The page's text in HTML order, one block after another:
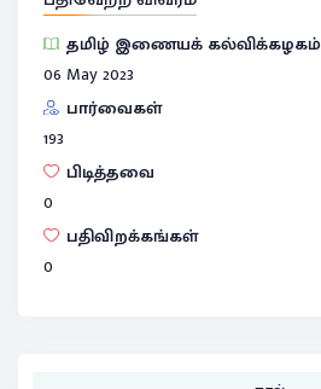
தமிழ் இணையக் கல்விக்கழகம்
06 May 2023
பார்வைகள்
193
பிடித்தவை
0
பதிவிறக்கங்கள்
0